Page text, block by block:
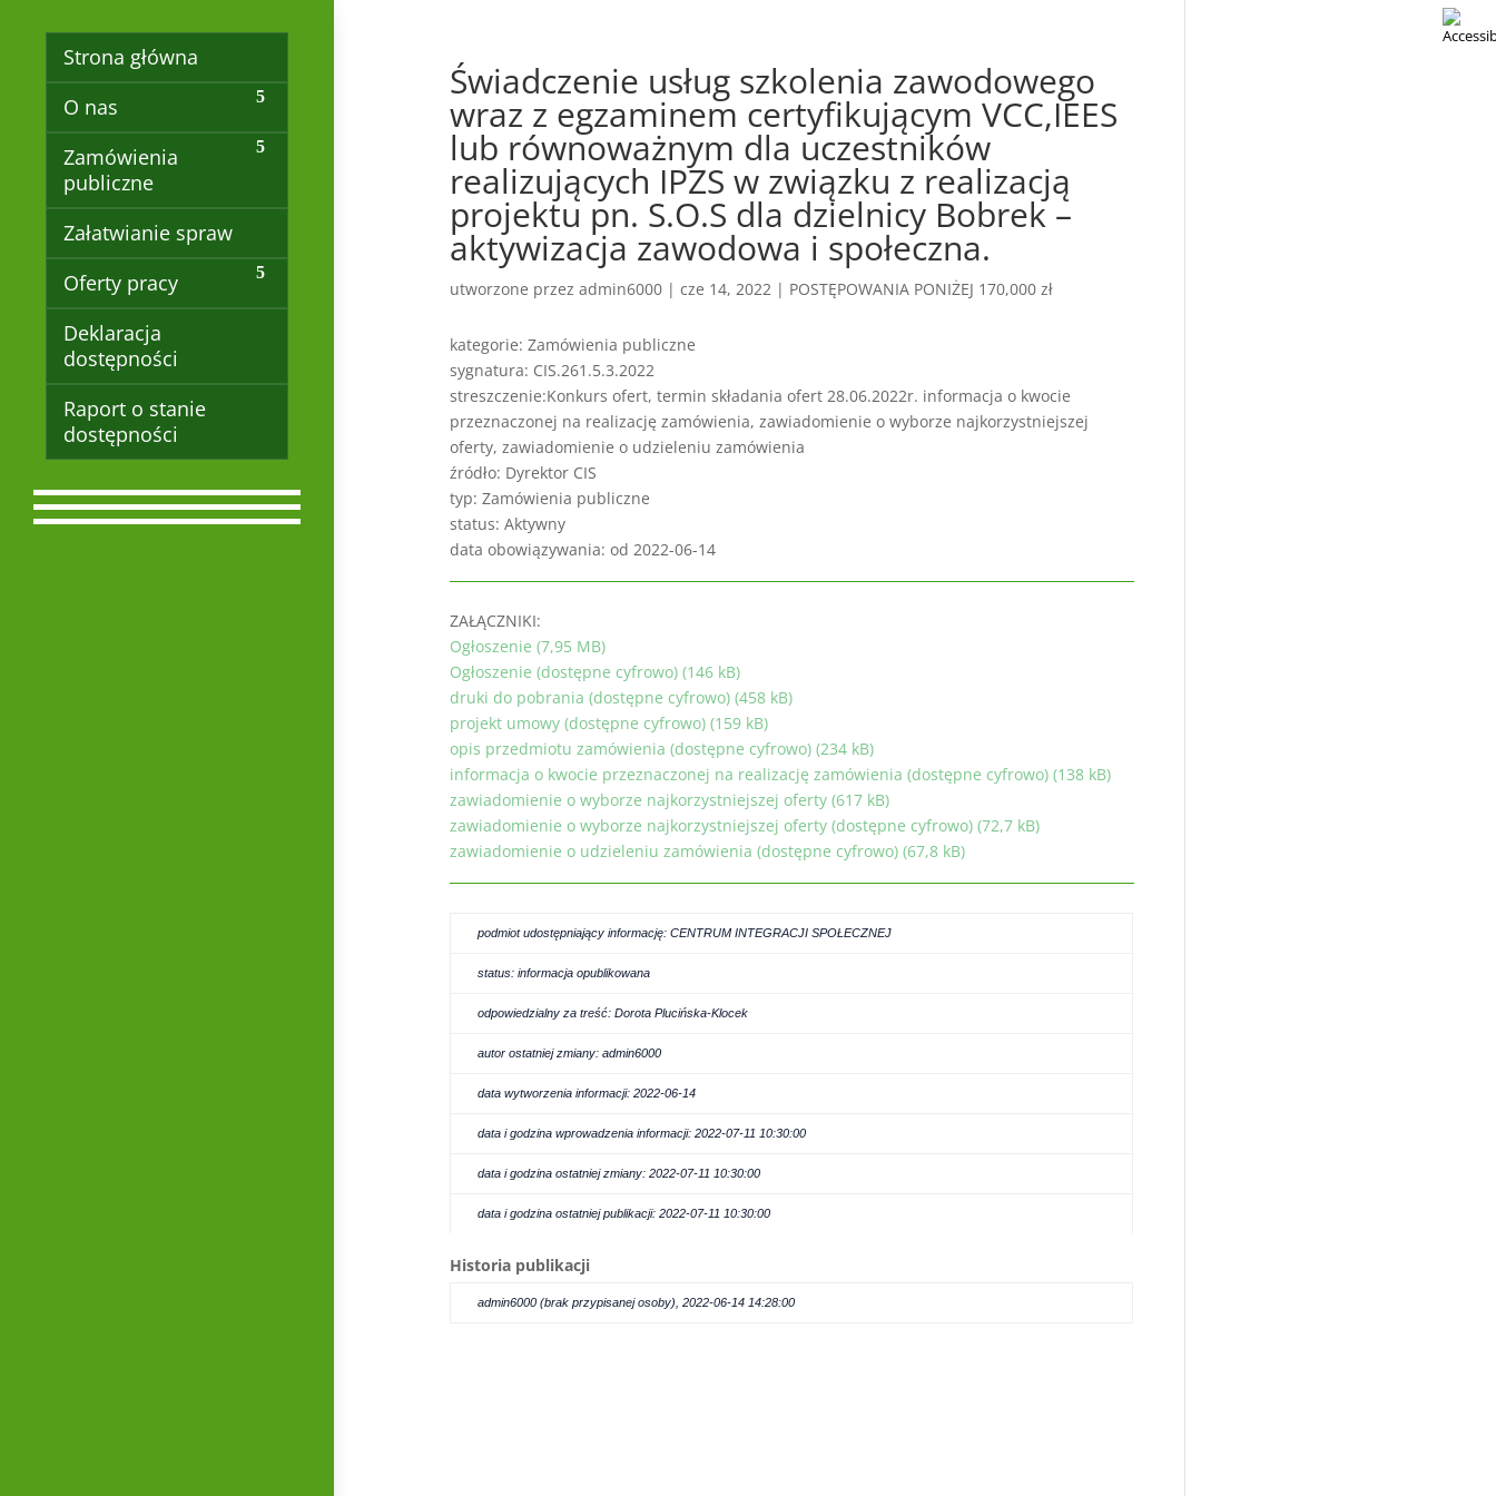
Strona główna
O nas
Zamówienia
publiczne
Załatwianie spraw
Oferty pracy
Deklaracja
dostępności
Raport o stanie
dostępności
Świadczenie usług szkolenia zawodowego
wraz z egzaminem certyfikującym VCC,IEES
lub równoważnym dla uczestników
realizujących IPZS w związku z realizacją
projektu pn. S.O.S dla dzielnicy Bobrek –
aktywizacja zawodowa i społeczna.
utworzone przezadmin6000 |cze 14, 2022 | POSTĘPOWANIA PONIŻEJ 170,000 zł
kategorie: Zamówienia publiczne
sygnatura: CIS.261.5.3.2022
streszczenie:Konkurs ofert, termin składania ofert 28.06.2022r. informacja o kwocie
przeznaczonej na realizację zamówienia, zawiadomienie o wyborze najkorzystniejszej
oferty, zawiadomienie o udzieleniu zamówienia
źródło: Dyrektor CIS
typ: Zamówienia publiczne
status: Aktywny
data obowiązywania: od 2022-06-14
ZAŁĄCZNIKI:
Ogłoszenie (7,95 MB)
Ogłoszenie (dostępne cyfrowo) (146 kB)
druki do pobrania (dostępne cyfrowo) (458 kB)
projekt umowy (dostępne cyfrowo) (159 kB)
opis przedmiotu zamówienia (dostępne cyfrowo) (234 kB)
informacja o kwocie przeznaczonej na realizację zamówienia (dostępne cyfrowo) (138 kB)
zawiadomienie o wyborze najkorzystniejszej oferty (617 kB)
zawiadomienie o wyborze najkorzystniejszej oferty (dostępne cyfrowo) (72,7 kB)
zawiadomienie o udzieleniu zamówienia (dostępne cyfrowo) (67,8 kB)
podmiot udostępniający informację: CENTRUM INTEGRACJI SPOŁECZNEJ
status: informacja opublikowana
odpowiedzialny za treść: Dorota Plucińska-Klocek
autor ostatniej zmiany: admin6000
data wytworzenia informacji: 2022-06-14
data i godzina wprowadzenia informacji: 2022-07-11 10:30:00
data i godzina ostatniej zmiany: 2022-07-11 10:30:00
data i godzina ostatniej publikacji: 2022-07-11 10:30:00
Historia publikacji
admin6000 (brak przypisanej osoby), 2022-06-14 14:28:00